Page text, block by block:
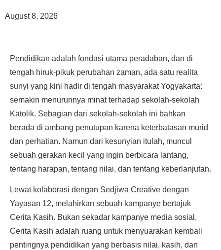
August 8, 2026
Pendidikan adalah fondasi utama peradaban, dan di
tengah hiruk-pikuk perubahan zaman, ada satu realita
sunyi yang kini hadir di tengah masyarakat Yogyakarta:
semakin menurunnya minat terhadap sekolah-sekolah
Katolik. Sebagian dari sekolah-sekolah ini bahkan
berada di ambang penutupan karena keterbatasan murid
dan perhatian. Namun dari kesunyian itulah, muncul
sebuah gerakan kecil yang ingin berbicara lantang,
tentang harapan, tentang nilai, dan tentang keberlanjutan.
Lewat kolaborasi dengan Sedjiwa Creative dengan
Yayasan 12, melahirkan sebuah kampanye bertajuk
Cerita Kasih. Bukan sekadar kampanye media sosial,
Cerita Kasih adalah ruang untuk menyuarakan kembali
pentingnya pendidikan yang berbasis nilai, kasih, dan